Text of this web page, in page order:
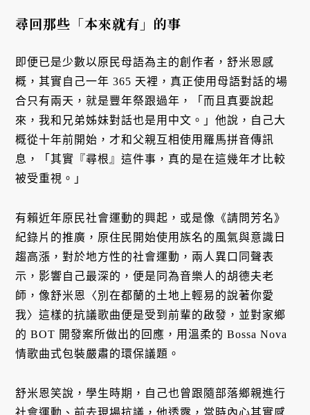
尋回那些「本來就有」的事
即便已是少數以原民母語為主的創作者，舒米恩感
概，其實自己一年 365 天裡，真正使用母語對話的場
合只有兩天，就是豐年祭跟過年，「而且真要說起
來，我和兄弟姊妹對話也是用中文。」他說，自己大
概從十年前開始，才和父親互相使用羅馬拼音傳訊
息，「其實『尋根』這件事，真的是在這幾年才比較
被受重視。」
有賴近年原民社會運動的興起，或是像《請問芳名》
紀錄片的推廣，原住民開始使用族名的風氣與意識日
趨高漲，對於地方性的社會運動，兩人異口同聲表
示，影響自己最深的，便是同為音樂人的胡德夫老
師，像舒米恩〈別在都蘭的土地上輕易的說著你愛
我〉這樣的抗議歌曲便是受到前輩的啟發，並對家鄉
的 BOT 開發案所做出的回應，用溫柔的 Bossa Nova
情歌曲式包裝嚴肅的環保議題。
舒米恩笑說，學生時期，自己也曾跟隨部落鄉親進行
社會運動、前去現場抗議，他透露，當時內心其實感